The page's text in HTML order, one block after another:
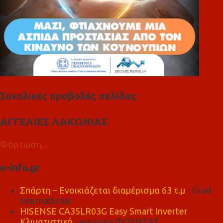
Συνολικές προβολές σελίδας
ΑΓΓΕΛΙΕΣ ΛΑΚΩΝΙΑΣ
Φόρτωση...
e-info.gr
Σπάρτη – Ενοικιάζεται διαμέρισμα 63 τ.μ - Grad
international
HISENSE CA35LR03G Easy Smart Inverter